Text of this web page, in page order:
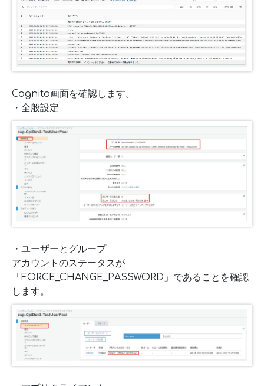
Cognito画面を確認します。
・全般設定
・ユーザーとグループ
アカウントのステータスが
「FORCE_CHANGE_PASSWORD」であることを確認
します。